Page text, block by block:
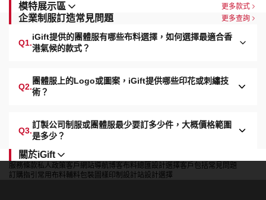
模特展示區
更多款式
企業制服訂造常見問題 更多查詢
Q1.
iGift提供的團體服有哪些布料選擇，如何選擇最適合香
港氣候的款式？
Q2.
團體服上的Logo或圖案，iGift提供哪些印花或刺繡技
術？
Q3.
訂製公司制服或團體服最少要訂多少件，大概價格範圍
是多少？
關於iGift
服務條款私人政策客戶 網站導航博客布料總匯設計選擇客戶包括常見問題
訂購指引 常用布料輔料包裝 圖樣印制 設計站設計選擇